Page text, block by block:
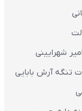
شهرایینی
تنگه آرش بابایی